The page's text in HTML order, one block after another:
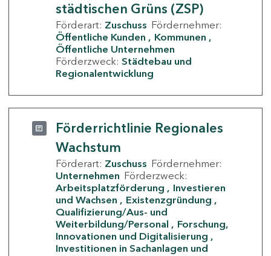
städtischen Grüns (ZSP)
Förderart: Zuschuss Fördernehmer:
Öffentliche Kunden
Kommunen
Öffentliche Unternehmen
Förderzweck: Städtebau und
Regionalentwicklung
Förderrichtlinie Regionales
Wachstum
Förderart: Zuschuss Fördernehmer:
Unternehmen Förderzweck:
Arbeitsplatzförderung
Investieren
und Wachsen
Existenzgründung
Qualifizierung/Aus- und
Weiterbildung/Personal
Forschung,
Innovationen und Digitalisierung
Investitionen in Sachanlagen und